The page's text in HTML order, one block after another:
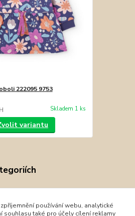
222095 9753
Skladem 1 ks
variantu
používání webu, analytické
souhlasu také pro účely cílení reklamy